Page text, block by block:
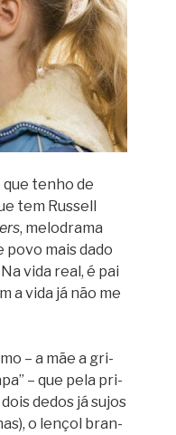
que tenho de
tem Russell
, melodrama
povo mais dado
vida real, é pai
a vida já não me
– a mãe a gri­
– que pela pri­
dedos já sujos
o len­çol bran­